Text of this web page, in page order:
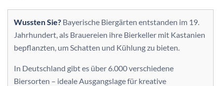
Wussten Sie? Bayerische Biergärten entstanden im 19.
Jahrhundert, als Brauereien ihre Bierkeller mit Kastanien
bepflanzten, um Schatten und Kühlung zu bieten.
In Deutschland gibt es über 6.000 verschiedene
Biersorten – ideale Ausgangslage für kreative